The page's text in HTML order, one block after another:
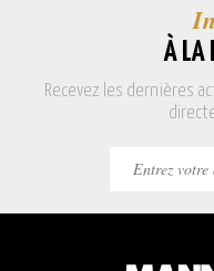
À LA
Recevez les dernières